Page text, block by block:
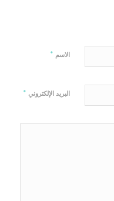
الاسم *
البريد الإلكتروني *